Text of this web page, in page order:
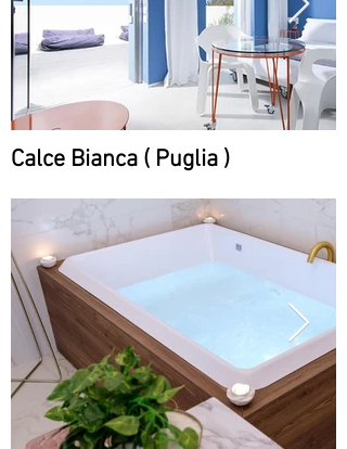
Calce Bianca ( Puglia )